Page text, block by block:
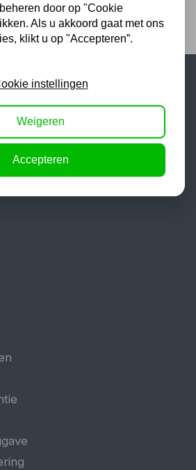
door op "Cookie
Als u akkoord gaat met ons
klikt u op "Accepteren”.
instellingen
Weigeren
Accepteren